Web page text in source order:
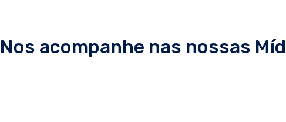
Nos acompanhe nas nossas